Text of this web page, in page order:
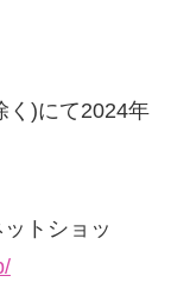
く)にて2024年
トショッ